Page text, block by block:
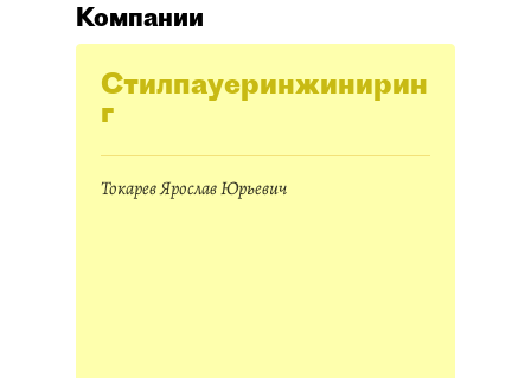
Компании
Стилпауеринжинирин
г
Токарев Ярослав Юрьевич